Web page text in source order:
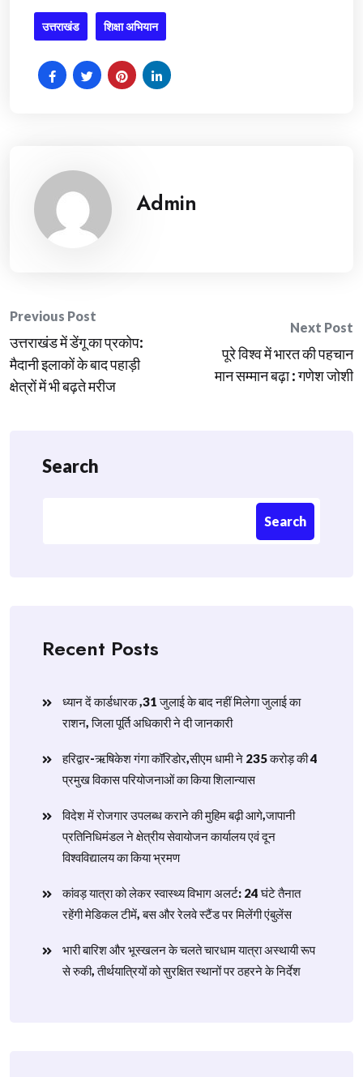
उत्तराखंड शिक्षा अभियान
Admin
Post
navigation
Previous Post
उत्तराखंड में डेंगू का प्रकोप:
मैदानी इलाकों के बाद पहाड़ी
क्षेत्रों में भी बढ़ते मरीज
Next Post
पूरे विश्व में भारत की पहचान
मान सम्मान बढ़ा : गणेश जोशी
Search
Search
Recent Posts
ध्यान दें कार्डधारक ,31 जुलाई के बाद नहीं मिलेगा जुलाई का
राशन, जिला पूर्ति अधिकारी ने दी जानकारी
हरिद्वार-ऋषिकेश गंगा कॉरिडोर,सीएम धामी ने 235 करोड़ की 4
प्रमुख विकास परियोजनाओं का किया शिलान्यास
विदेश में रोजगार उपलब्ध कराने की मुहिम बढ़ी आगे,जापानी
प्रतिनिधिमंडल ने क्षेत्रीय सेवायोजन कार्यालय एवं दून
विश्वविद्यालय का किया भ्रमण
​कांवड़ यात्रा को लेकर स्वास्थ्य विभाग अलर्ट: 24 घंटे तैनात
रहेंगी मेडिकल टीमें, बस और रेलवे स्टैंड पर मिलेंगी एंबुलेंस
​भारी बारिश और भूस्खलन के चलते चारधाम यात्रा अस्थायी रूप
से रुकी, तीर्थयात्रियों को सुरक्षित स्थानों पर ठहरने के निर्देश